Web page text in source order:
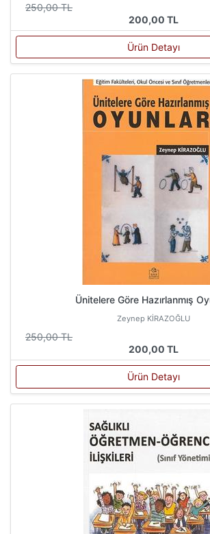
250,00 TL
200,00 TL
Ürün Detayı
Ünitelere Göre Hazırlanmış
Zeynep KİRAZOĞLU
250,00 TL
200,00 TL
Ürün Detayı